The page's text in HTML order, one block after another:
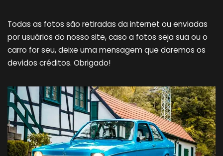
Todas as fotos são retiradas da internet ou enviadas
por usuários do nosso site, caso a fotos seja sua ou o
carro for seu, deixe uma mensagem que daremos os
devidos créditos. Obrigado!